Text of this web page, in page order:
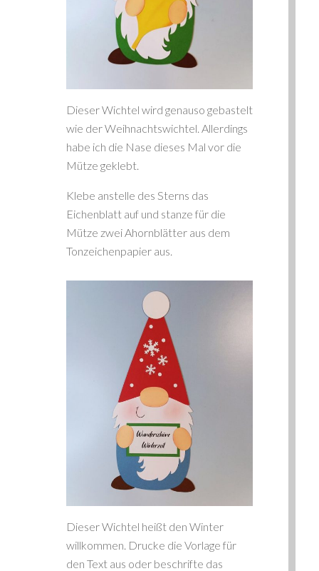
Dieser Wichtel wird genauso gebastelt
wie der Weihnachtswichtel. Allerdings
habe ich die Nase dieses Mal vor die
Mütze geklebt.
Klebe anstelle des Sterns das
Eichenblatt auf und stanze für die
Mütze zwei Ahornblätter aus dem
Tonzeichenpapier aus.
Dieser Wichtel heißt den Winter
willkommen. Drucke die Vorlage für
den Text aus oder beschrifte das